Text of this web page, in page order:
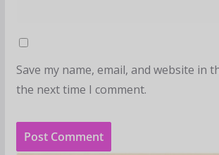
Save my name, email, and website in
the next time I comment.